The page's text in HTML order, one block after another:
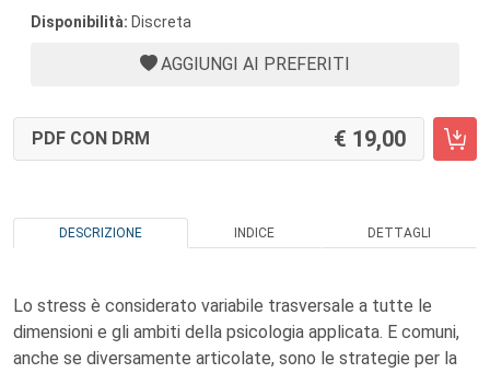
Disponibilità: Discreta
AGGIUNGI AI PREFERITI
PDF CON DRM 19,00
DESCRIZIONE INDICE DETTAGLI
Lo stress è considerato variabile trasversale a tutte le
dimensioni e gli ambiti della psicologia applicata. E comuni,
anche se diversamente articolate, sono le strategie per la